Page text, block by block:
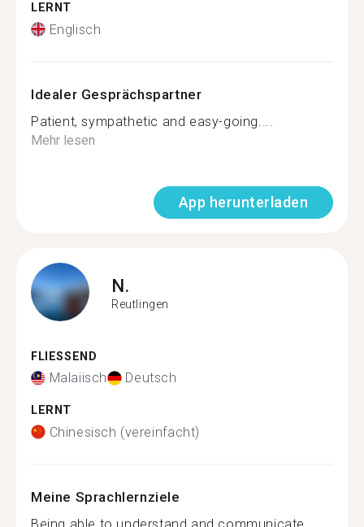
LERNT
Englisch
Idealer Gesprächspartner
Patient, sympathetic and easy-going....
Mehr lesen
App herunterladen
N.
Reutlingen
FLIESSEND
Malaiisch Deutsch
LERNT
Chinesisch (vereinfacht)
Meine Sprachlernziele
Being able to understand and communicate